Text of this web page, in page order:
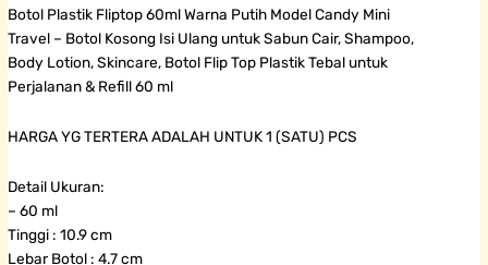
Botol Plastik Fliptop 60ml Warna Putih Model Candy Mini
Travel – Botol Kosong Isi Ulang untuk Sabun Cair, Shampoo,
Body Lotion, Skincare, Botol Flip Top Plastik Tebal untuk
Perjalanan & Refill 60 ml
HARGA YG TERTERA ADALAH UNTUK 1 (SATU) PCS
Detail Ukuran:
– 60 ml
Tinggi : 10.9 cm
Lebar Botol : 4.7 cm